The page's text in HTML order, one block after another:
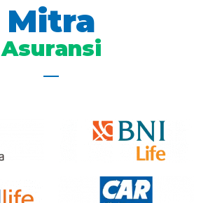
Mitra
Asuransi